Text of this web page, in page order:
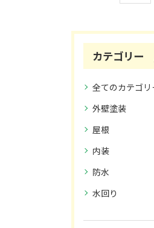
カテゴリー
全てのカテゴリ
外壁塗装
屋根
内装
防水
水回り